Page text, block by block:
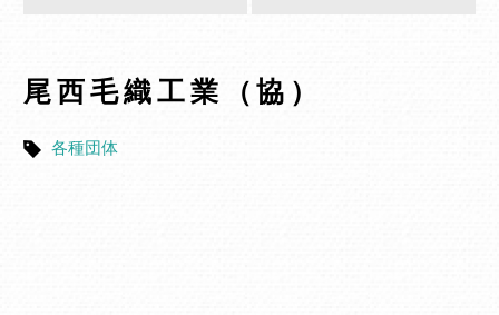
尾西毛織工業（協）
各種団体